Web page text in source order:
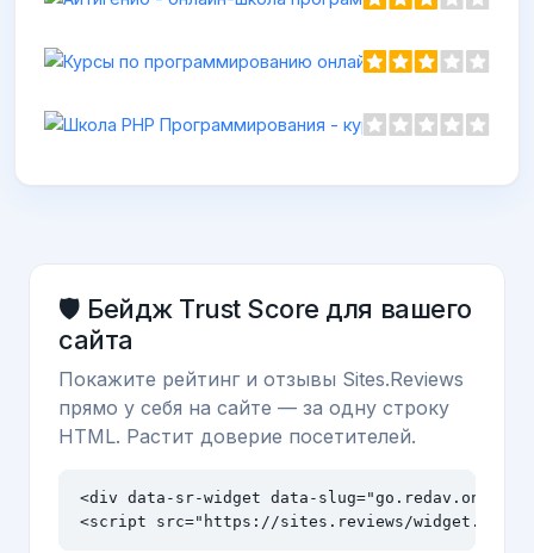
🛡️ Бейдж Trust Score для вашего
сайта
Покажите рейтинг и отзывы Sites.Reviews
прямо у себя на сайте — за одну строку
HTML. Растит доверие посетителей.
<div data-sr-widget data-
<script src="https://sites.reviews/widget.js"